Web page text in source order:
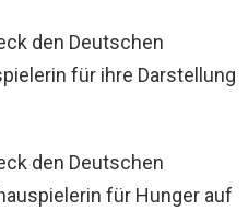
den Deutschen
für ihre Darstellung
den Deutschen
für Hunger auf